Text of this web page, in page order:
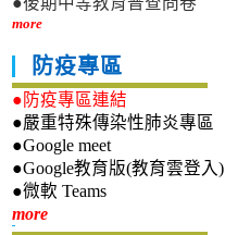
more
防疫專區
●防疫專區連結
●嚴重特殊傳染性肺炎專區
●Google meet
●Google教育版(教育雲登入)
●微軟 Teams
more新生專區